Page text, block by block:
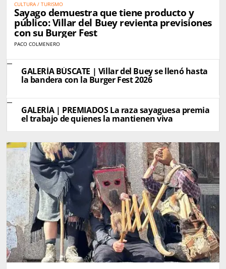
CULTURA / TURISMO
Sayago demuestra que tiene producto y
público: Villar del Buey revienta previsiones
con su Burger Fest
PACO COLMENERO
GALERÍA BÚSCATE | Villar del Buey se llenó hasta
la bandera con la Burger Fest 2026
GALERÍA | PREMIADOS La raza sayaguesa premia
el trabajo de quienes la mantienen viva